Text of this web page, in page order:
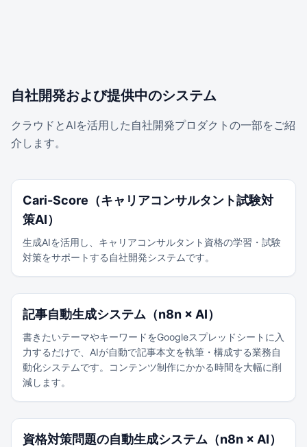
自社開発および提供中のシステム
クラウドとAIを活用した自社開発プロダクトの一部をご紹
介します。
Cari-Score（キャリアコンサルタント試験対
策AI）
生成AIを活用し、キャリアコンサルタント資格の学習・試験
対策をサポートする自社開発システムです。
記事自動生成システム（n8n × AI）
書きたいテーマやキーワードをGoogleスプレッドシートに入
力するだけで、AIが自動で記事本文を執筆・構成する業務自
動化システムです。コンテンツ制作にかかる時間を大幅に削
減します。
資格対策問題の自動生成システム（n8n × AI）